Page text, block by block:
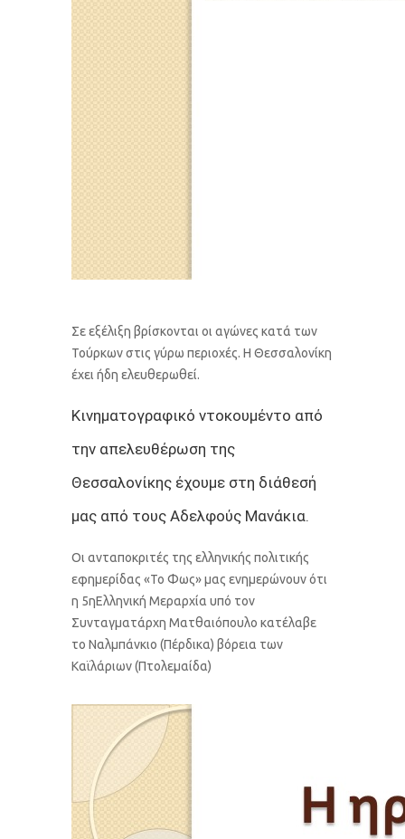
Σε εξέλιξη βρίσκονται οι αγώνες κατά των
Τούρκων στις γύρω περιοχές. Η Θεσσαλονίκη
έχει ήδη ελευθερωθεί.
Κινηματογραφικό ντοκουμέντο από
την απελευθέρωση της
Θεσσαλονίκης έχουμε στη διάθεσή
μας από τους Αδελφούς Μανάκια.
Οι ανταποκριτές της ελληνικής πολιτικής
εφημερίδας «Το Φως» μας ενημερώνουν ότι
η 5ηΕλληνική Μεραρχία υπό τον
Συνταγματάρχη Ματθαιόπουλο κατέλαβε
το Ναλμπάνκιο (Πέρδικα) βόρεια των
Καϊλάριων (Πτολεμαίδα)